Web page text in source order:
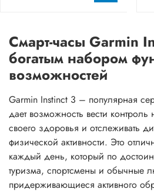
Смарт-часы Garmin
богатым набором
возможностей
Garmin Instinct 3 – популярная
дает возможность вести контроль
своего здоровья и отслеживать
физической активности. Это
каждый день, который по
туризма, спортсмены и обычные
придерживающиеся активного